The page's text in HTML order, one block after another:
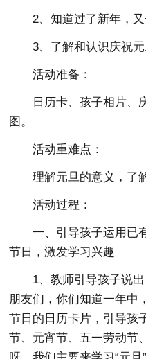
2、知道过了新年，又
3、了解和认识庆祝元
活动准备：
日历卡、孩子相片、
图。
活动重难点：
理解元旦的意义，了
活动过程：
一、引导孩子运用已
节日，激发学习兴趣
1、教师引导孩子说
朋友们，你们知道一年中
节日的日历卡片，引导孩
节、元宵节、五一劳动